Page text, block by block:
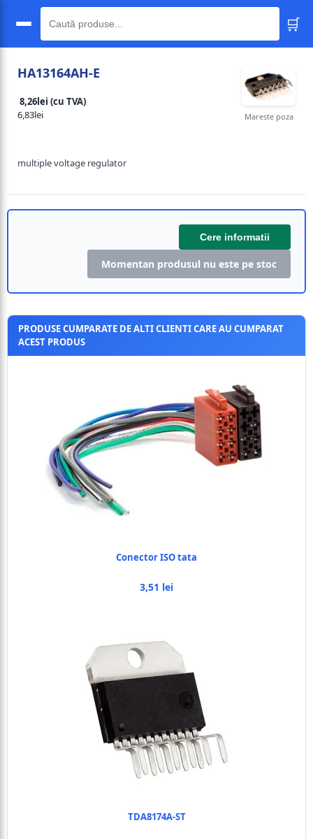
🛒
HA13164AH-E
8,26lei (cu TVA)
6,83lei
Mareste poza
multiple voltage regulator
Cere informatii
Momentan produsul nu este pe stoc
PRODUSE CUMPARATE DE ALTI CLIENTI CARE AU CUMPARAT
ACEST PRODUS
Conector ISO tata
3,51 lei
TDA8174A-ST